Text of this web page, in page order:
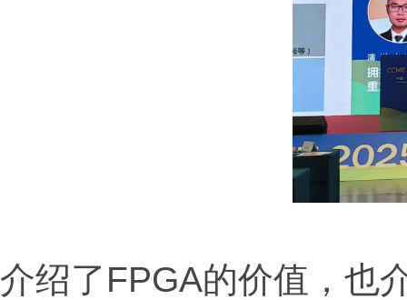
介绍了FPGA的价值，也